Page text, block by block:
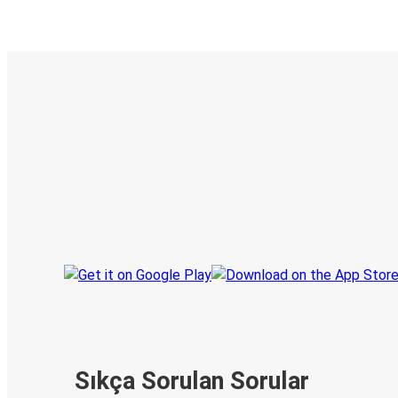
Sıkça Sorulan Sorular